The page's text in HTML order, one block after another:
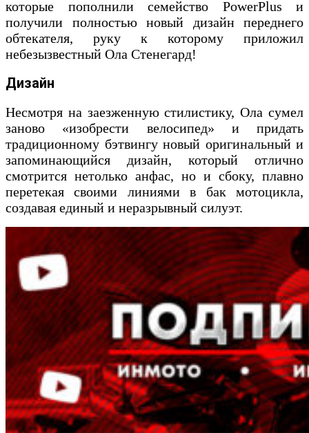
которые пополнили семейство PowerPlus и
получили полностью новый дизайн переднего
обтекателя, руку к которому приложил
небезызвестный Ола Стенегард!
Дизайн
Несмотря на заезженную стилистику, Ола сумел
заново «изобрести велосипед» и придать
традиционному бэтвингу новый оригинальный и
запоминающийся дизайн, который отлично
смотрится нетолько анфас, но и сбоку, плавно
перетекая своими линиями в бак мотоцикла,
создавая единый и неразрывный силуэт.